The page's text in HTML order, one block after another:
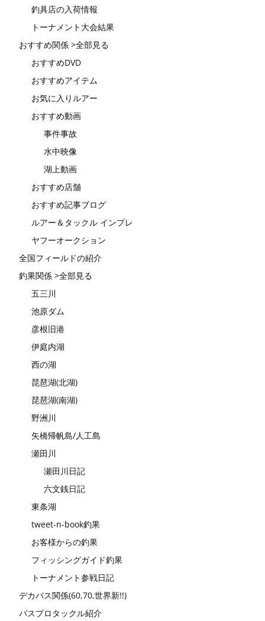
釣具店の入荷情報
トーナメント大会結果
おすすめ関係 >全部見る
おすすめDVD
おすすめアイテム
お気に入りルアー
おすすめ動画
事件事故
水中映像
湖上動画
おすすめ店舗
おすすめ記事ブログ
ルアー＆タックル インプレ
ヤフーオークション
全国フィールドの紹介
釣果関係 >全部見る
五三川
池原ダム
彦根旧港
伊庭内湖
西の湖
琵琶湖(北湖)
琵琶湖(南湖)
野洲川
矢橋帰帆島/人工島
瀬田川
瀬田川日記
六文銭日記
東条湖
tweet-n-book釣果
お客様からの釣果
フィッシングガイド釣果
トーナメント参戦日記
デカバス関係(60,70,世界新!!)
バスプロタックル紹介